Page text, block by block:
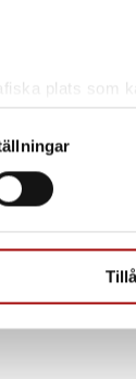
plats som
skanna den
behandlas
från cookie-
som
eller som